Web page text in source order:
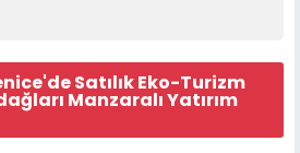
Satılık Eko-Turizm
Manzaralı Yatırım